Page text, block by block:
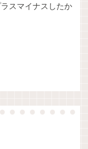
スマイナスしたか